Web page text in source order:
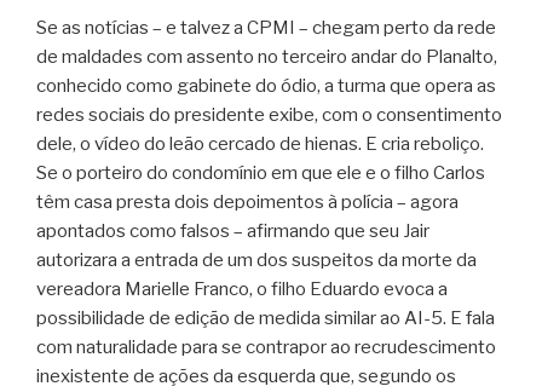
Se as notícias – e talvez a CPMI – chegam perto da rede
de maldades com assento no terceiro andar do Planalto,
conhecido como gabinete do ódio, a turma que opera as
redes sociais do presidente exibe, com o consentimento
dele, o vídeo do leão cercado de hienas. E cria reboliço.
Se o porteiro do condomínio em que ele e o filho Carlos
têm casa presta dois depoimentos à polícia – agora
apontados como falsos – afirmando que seu Jair
autorizara a entrada de um dos suspeitos da morte da
vereadora Marielle Franco, o filho Eduardo evoca a
possibilidade de edição de medida similar ao AI-5. E fala
com naturalidade para se contrapor ao recrudescimento
inexistente de ações da esquerda que, segundo os